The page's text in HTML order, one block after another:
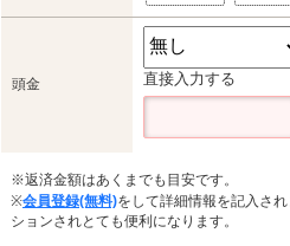
頭金 直接入力する
※返済金額はあくまでも目安です。
※会員登録(無料)をして詳細情報を記入さ
ションされとても便利になります。